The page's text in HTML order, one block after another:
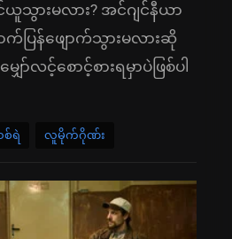
သွားမလား? အင်ဂျင်နီယာ
ပြန်ဖျောက်သွားမလားဆို
ာ်လင့်စောင့်စားရမှာပဲဖြစ်ပါ
စ်ရဲ လူမိုက်ဂိုဏ်း